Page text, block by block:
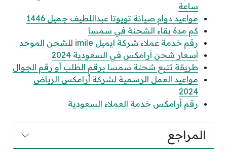
ساعة
مواعيد دوام صيانة تويوتا عبداللطيف جميل 1446
كم مدة بقاء الشحنة في سمسا
رقم خدمة عملاء شركة ايميل imile للشحن الموحد
أسعار شحن أرامكس في السعودية 2024
طريقة تتبع شحنة سمسا برقم الطلب أو رقم الجوال
مواعيد العمل الرسمية لشركة أرامكس الرياض
2024
رقم أرامكس خدمة العملاء السعودية
المراجع